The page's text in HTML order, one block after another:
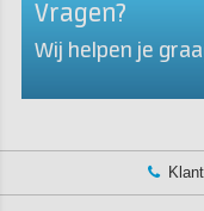
Vragen?
Wij helpen je